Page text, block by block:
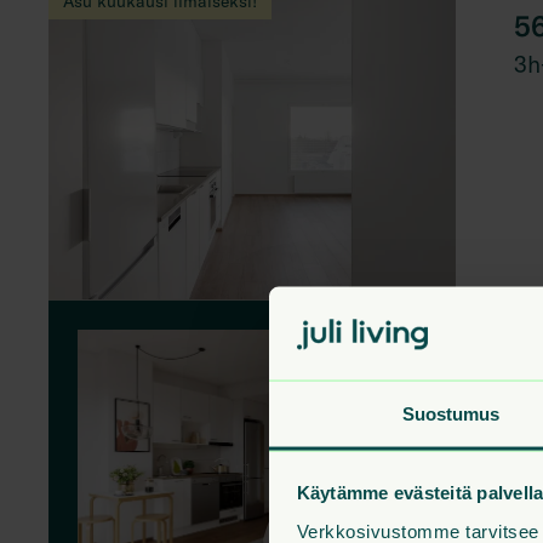
Suostumus
Käytämme evästeitä
Verkkosivustomme